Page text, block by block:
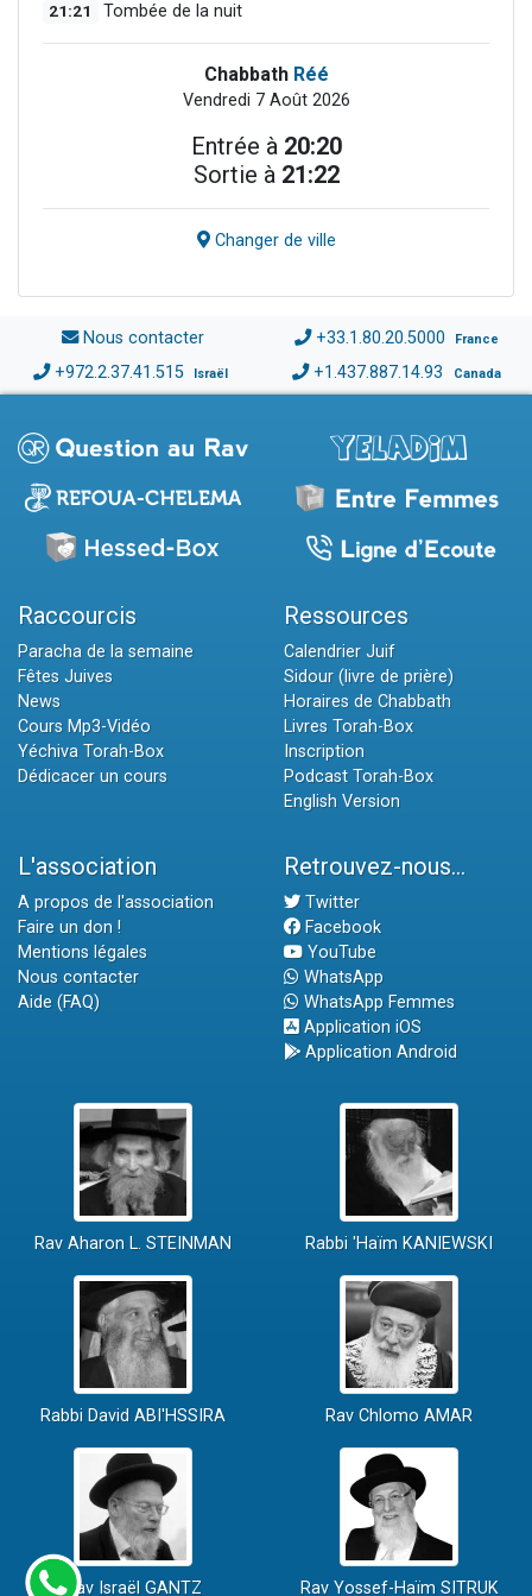
21:21 Tombée de la nuit
Chabbath Réé
Vendredi 7 Août 2026
Entrée à 20:20
Sortie à 21:22
Changer de ville
Nous contacter +33.1.80.20.5000 France
+972.2.37.41.515 Israël +1.437.887.14.93 Canada
Raccourcis
Paracha de la semaine
Fêtes Juives
News
Cours Mp3-Vidéo
Yéchiva Torah-Box
Dédicacer un cours
Ressources
Calendrier Juif
Sidour (livre de prière)
Horaires de Chabbath
Livres Torah-Box
Inscription
Podcast Torah-Box
English Version
L'association
A propos de l'association
Faire un don !
Mentions légales
Nous contacter
Aide (FAQ)
Retrouvez-nous...
Twitter
Facebook
YouTube
WhatsApp
WhatsApp Femmes
Application iOS
Application Android
Rav Aharon L. STEINMAN Rabbi 'Haïm KANIEWSKI
Rabbi David ABI'HSSIRA Rav Chlomo AMAR
Rav Israël GANTZ Rav Yossef-Haïm SITRUK